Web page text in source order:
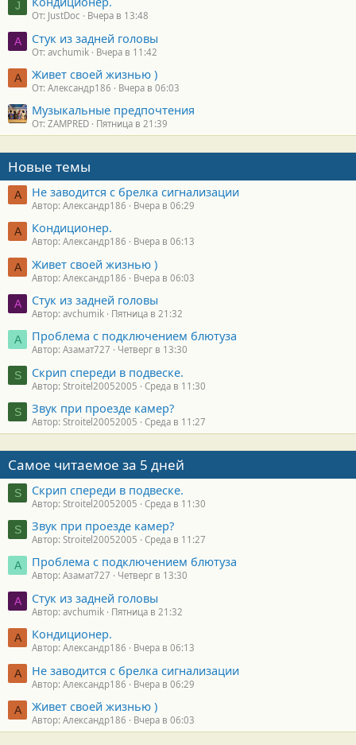
J
От: JustDoc Вчера в 13:48
A Стук из задней головы
От: avchumik Вчера в 11:42
А Живет своей жизнью )
От: Александр186 Вчера в 06:03
Музыкальные предпочтения
От: ZAMPRED Пятница в 21:39
Новые темы
А Не заводится с брелка сигнализации
Автор: Александр186 Вчера в 06:29
А Кондиционер.
Автор: Александр186 Вчера в 06:13
А Живет своей жизнью )
Автор: Александр186 Вчера в 06:03
A Стук из задней головы
Автор: avchumik Пятница в 21:32
А Проблема с подключением блютуза
Автор: Азамат727 Четверг в 13:30
S Скрип спереди в подвеске.
Автор: Stroitel20052005 Среда в 11:30
S Звук при проезде камер?
Автор: Stroitel20052005 Среда в 11:27
Самое читаемое за 5 дней
S Скрип спереди в подвеске.
Автор: Stroitel20052005 Среда в 11:30
S Звук при проезде камер?
Автор: Stroitel20052005 Среда в 11:27
А Проблема с подключением блютуза
Автор: Азамат727 Четверг в 13:30
A Стук из задней головы
Автор: avchumik Пятница в 21:32
А Кондиционер.
Автор: Александр186 Вчера в 06:13
А Не заводится с брелка сигнализации
Автор: Александр186 Вчера в 06:29
А Живет своей жизнью )
Автор: Александр186 Вчера в 06:03